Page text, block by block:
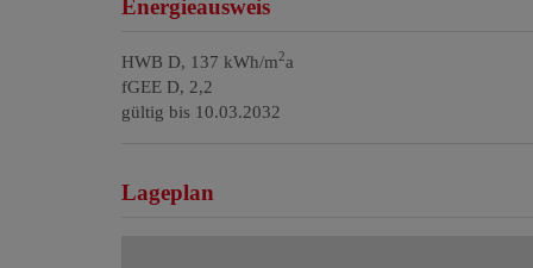
Energieausweis
HWB D, 137 kWh/m2a
fGEE D, 2,2
gültig bis 10.03.2032
Lageplan